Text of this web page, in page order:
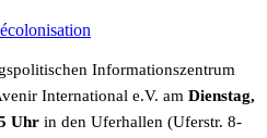
Informationszentrum
International e.V. am Dienstag,
Uhr in den Uferhallen (Uferstr. 8-